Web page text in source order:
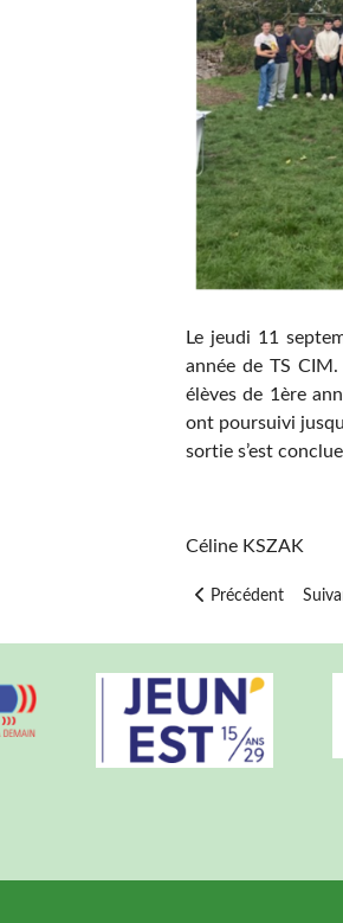
Le jeudi 11
année de TS
élèves de 1ère
ont poursuivi
sortie s’est
Céline KSZAK
Article précédent :
Précédent